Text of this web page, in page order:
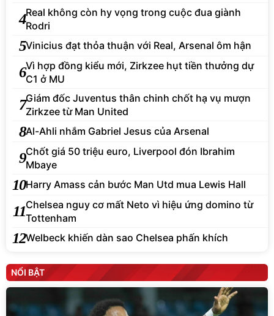
4Real không còn hy vọng trong cuộc đua giành
Rodri
5Vinicius đạt thỏa thuận với Real, Arsenal ôm hận
6Vì hợp đồng kiểu mới, Zirkzee hụt tiền thưởng dự
C1 ở MU
7Giám đốc Juventus thân chinh chốt hạ vụ mượn
Zirkzee từ Man United
8Al-Ahli nhắm Gabriel Jesus của Arsenal
9Chốt giá 50 triệu euro, Liverpool đón Ibrahim
Mbaye
10Harry Amass cản bước Man Utd mua Lewis Hall
11Chelsea nguy cơ mất Neto vì hiệu ứng domino từ
Tottenham
12Welbeck khiến dàn sao Chelsea phấn khích
NỔI BẬT